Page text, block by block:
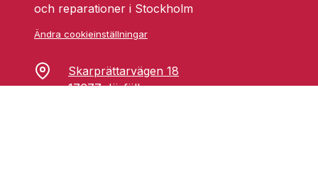
och reparationer i Stockholm
Ändra cookieinställningar
Skarprättarvägen 18
17677 Järfälla